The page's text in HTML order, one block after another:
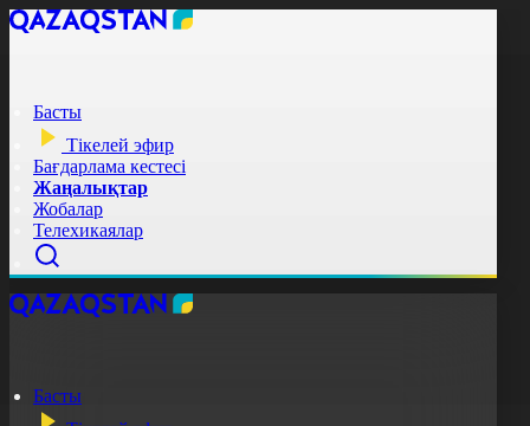
Басты
Тікелей эфир
Бағдарлама кестесі
Жаңалықтар
Жобалар
Телехикаялар
Басты